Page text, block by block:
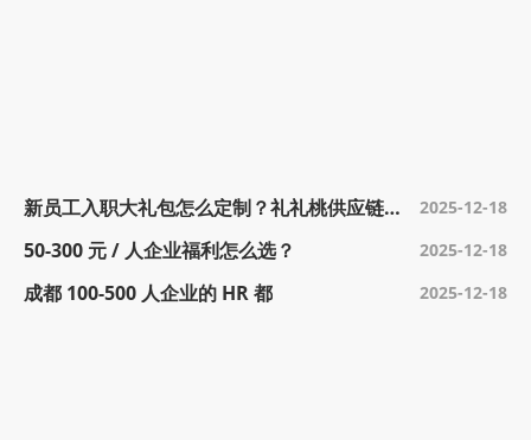
新员工入职大礼包怎么定制？礼礼桃供应链给 2025-12-18
50-300 元 / 人企业福利怎么选？ 2025-12-18
成都 100-500 人企业的 HR 都 2025-12-18